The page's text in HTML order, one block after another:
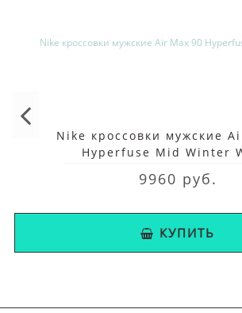
Nike кроссовки мужские
Hyperfuse Mid Winter
9960 руб.
КУПИТЬ